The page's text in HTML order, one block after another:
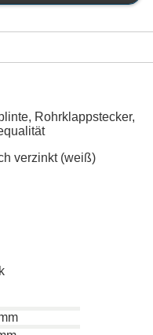
Rohrklappstecker,
verzinkt (weiß)